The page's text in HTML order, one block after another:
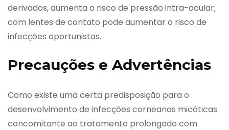
derivados, aumenta o risco de pressão intra-ocular;
com lentes de contato pode aumentar o risco de
infecções oportunistas.
Precauções e Advertências
Como existe uma certa predisposição para o
desenvolvimento de infecções corneanas micóticas
concomitante ao tratamento prolongado com